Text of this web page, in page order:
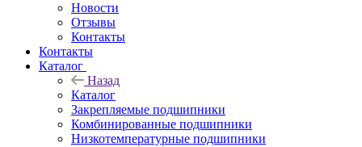
Новости
Отзывы
Контакты
Контакты
Каталог
Назад
Каталог
Закрепляемые подшипники
Комбинированные подшипники
Низкотемпературные подшипники